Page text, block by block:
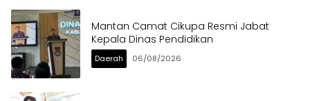
Mantan Camat Cikupa Resmi Jabat
Kepala Dinas Pendidikan
Daerah 06/08/2026